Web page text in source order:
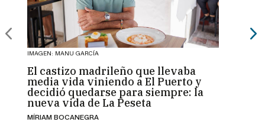
IMAGEN: MANU GARCÍA
El castizo madrileño que llevaba
media vida viniendo a El Puerto y
decidió quedarse para siempre: la
nueva vida de La Peseta
MÍRIAM BOCANEGRA